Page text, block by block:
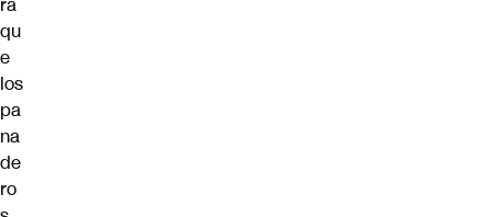
ra
qu
e
los
pa
na
de
ro